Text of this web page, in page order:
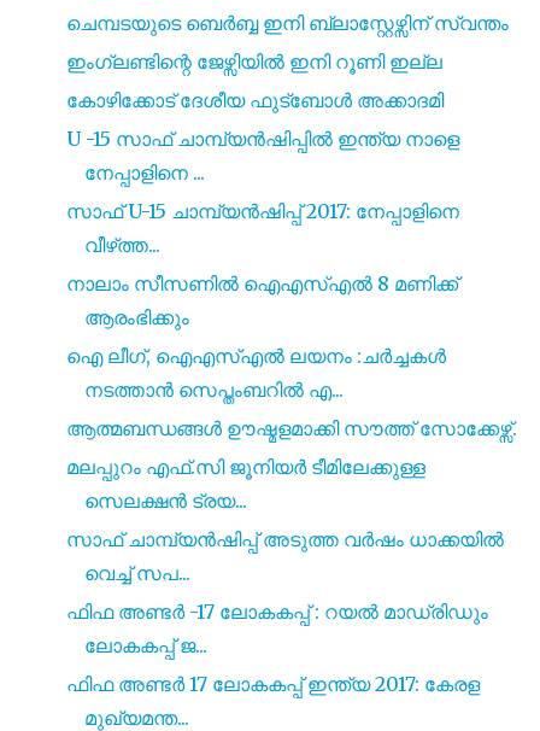
ചെമ്പടയുടെ ബെർബ്ബ ഇനി ബ്ലാസ്റ്റേഴ്സിന് സ്വന്തം
ഇംഗ്ലണ്ടിന്റെ ജേഴ്സിയിൽ ഇനി റൂണി ഇല്ല
കോഴിക്കോട് ദേശീയ ഫുട്ബോൾ അക്കാദമി
U -15 സാഫ് ചാമ്പ്യൻഷിപ്പിൽ ഇന്ത്യ നാളെ
നേപ്പാളിനെ ...
സാഫ് U-15 ചാമ്പ്യൻഷിപ്പ് 2017: നേപ്പാളിനെ
വീഴ്‌ത്ത...
നാലാം സീസണിൽ ഐഎസ്എൽ 8 മണിക്ക്
ആരംഭിക്കും
ഐ ലീഗ്, ഐഎസ്എൽ ലയനം :ചർച്ചകൾ
നടത്താൻ സെപ്തംബറിൽ എ...
ആത്മബന്ധങ്ങൾ ഊഷ്മളമാക്കി സൗത്ത് സോക്കേഴ്സ്.
മലപ്പുറം എഫ്.സി ജൂനിയർ ടീമിലേക്കുള്ള
സെലക്ഷൻ ട്രയ...
സാഫ് ചാമ്പ്യൻഷിപ്പ് അടുത്ത വർഷം ധാക്കയിൽ
വെച്ച് സപ...
ഫിഫ അണ്ടർ -17 ലോകകപ്പ് : റയൽ മാഡ്രിഡും
ലോകകപ്പ് ജ...
ഫിഫ അണ്ടർ 17 ലോകകപ്പ് ഇന്ത്യ 2017: കേരള
മുഖ്യമന്ത...